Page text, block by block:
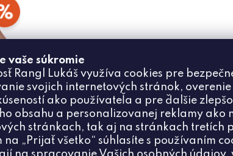
vaše súkromie
Rangl Lukáš využíva cookies pre
svojich internetových stránok,
ako používateľa a pre ďalšie
obsahu a personalizovanej reklamy ako
stránkach, tak aj na stránkach tretích
na „Prijať všetko“ súhlasíte s používaním